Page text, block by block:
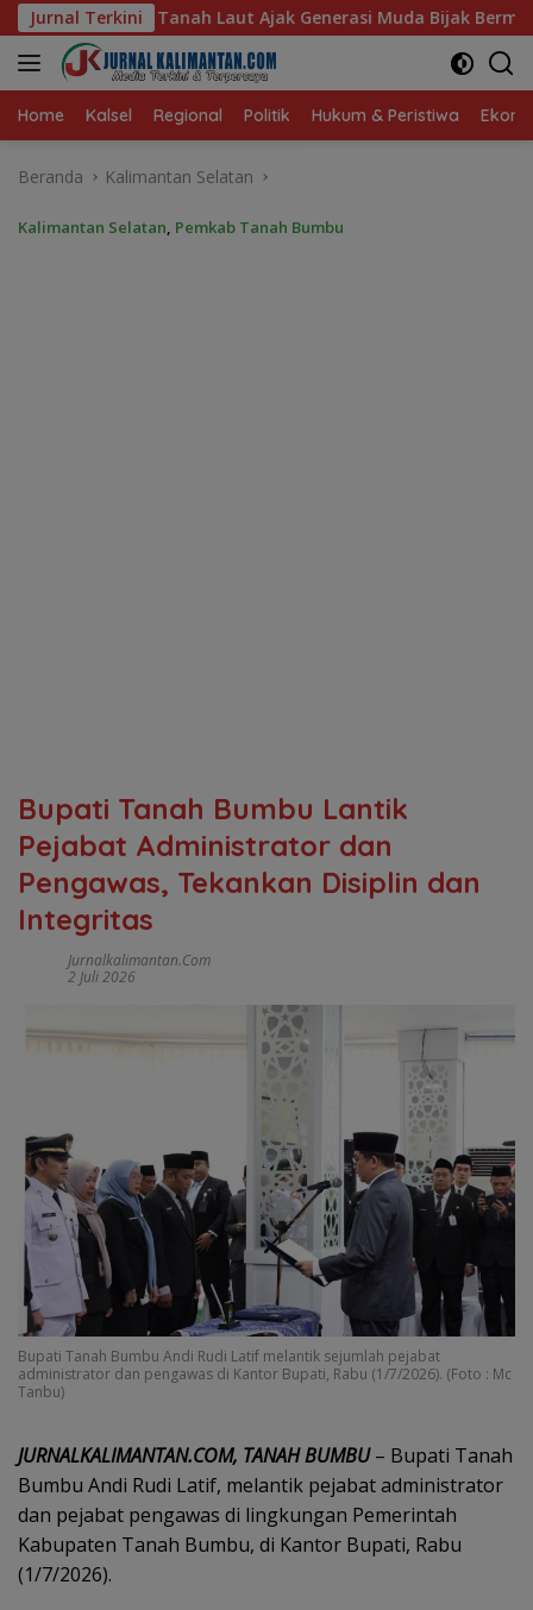
Langsung
ke
konten
Jurnal TerkiniMuda Bijak Bermedia Sosial MTQN ke-23
Home Kalsel Regional Politik Hukum & Peristiwa
Beranda Kalimantan Selatan
Kalimantan Selatan, Pemkab Tanah Bumbu
Bupati Tanah Bumbu Lantik
Pejabat Administrator dan
Pengawas, Tekankan Disiplin dan
Integritas
Jurnalkalimantan.com
2 Juli 2026
Bupati Tanah Bumbu Andi Rudi Latif melantik sejumlah pejabat
administrator dan pengawas di Kantor Bupati, Rabu (1/7/2026). (Foto : Mc
Tanbu)
JURNALKALIMANTAN.COM, TANAH BUMBU– Bupati Tanah
Bumbu Andi Rudi Latif, melantik pejabat administrator
dan pejabat pengawas di lingkungan Pemerintah
Kabupaten Tanah Bumbu, di Kantor Bupati, Rabu
(1/7/2026).